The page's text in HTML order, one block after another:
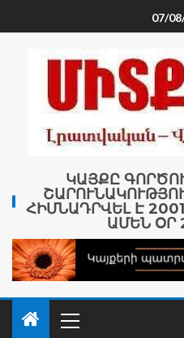
07/
ԿԱՅՔԸ
ՀԻՄՆԱԴՐՎԵԼ Է
ԱՄԵՆ ՕՐ